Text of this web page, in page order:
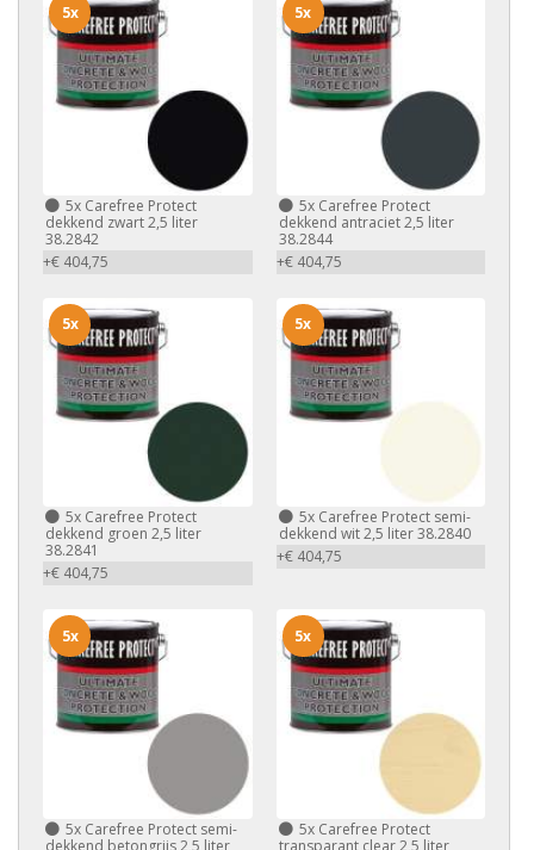
5x Carefree Protect
dekkend zwart 2,5 liter
38.2842
+€ 404,75
5x
5xCarefree Protect
dekkend antraciet 2,5 liter
38.2844
+€ 404,75
5x
5x Carefree Protect
dekkend groen 2,5 liter
38.2841
+€ 404,75
5x
5xCarefree Protect semi-
dekkend wit 2,5 liter 38.2840
+€ 404,75
5x
5x Carefree Protect semi-
dekkend betongrijs 2,5 liter
5x
5xCarefree Protect
transparant clear 2,5 liter
5x